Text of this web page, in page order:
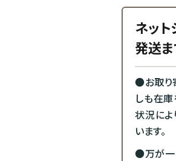
ネット
発送ま
●お取り
しも在
状況によ
います。
●万が一